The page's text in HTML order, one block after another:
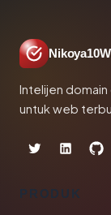
Intelijen
untuk web
PRODUK